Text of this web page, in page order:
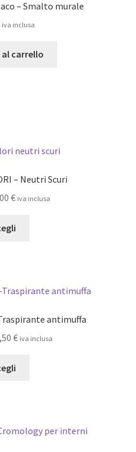
– Smalto murale
iva inclusa
carrello
– Neutri Scuri
€Fascia
prezzo:
49,00 €
iva inclusa
Le
possono
essere
antimuffa
€Fascia
59,50 €
iva inclusa
Le